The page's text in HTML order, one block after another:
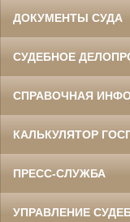
ДОКУМЕНТЫ СУДА
СУДЕБНОЕ
СПРАВОЧНАЯ
КАЛЬКУЛЯТОР
ПРЕСС-СЛУЖБА
УПРАВЛЕНИЕ